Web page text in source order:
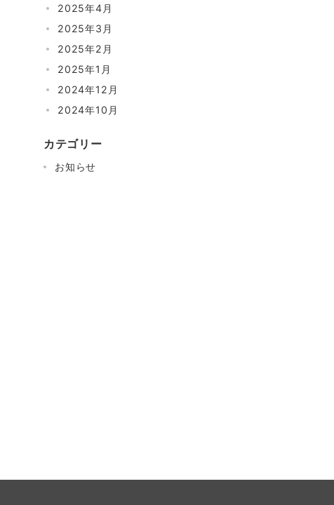
2025年4月
2025年3月
2025年2月
2025年1月
2024年12月
2024年10月
カテゴリー
お知らせ